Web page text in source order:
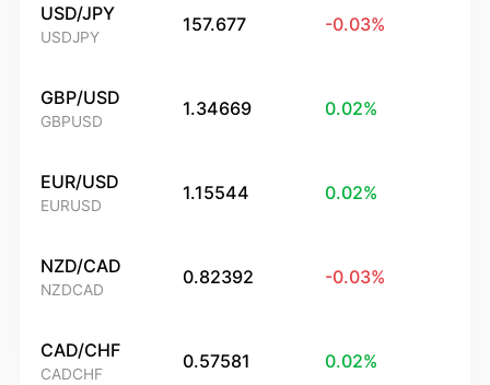
USD/JPY
USDJPY
157.677 -0.03%
GBP/USD
GBPUSD
1.34669 0.02%
EUR/USD
EURUSD
1.15544 0.02%
NZD/CAD
NZDCAD
0.82392 -0.03%
CAD/CHF
CADCHF
0.57581 0.02%